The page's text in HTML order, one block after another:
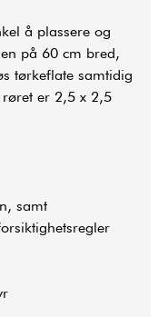
å plassere og
på 60 cm bred,
tørkeflate samtidig
røret er 2,5 x 2,5
samt